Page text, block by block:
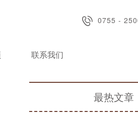
0755 -
联系我们
最热文章